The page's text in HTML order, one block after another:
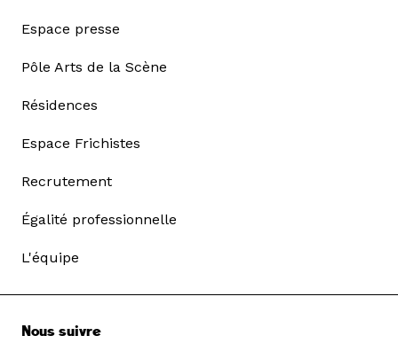
Espace presse
Pôle Arts de la Scène
Résidences
Espace Frichistes
Recrutement
Égalité professionnelle
L'équipe
Nous suivre